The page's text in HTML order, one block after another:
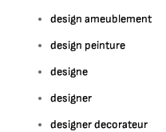
design ameublement
design peinture
designe
designer
designer decorateur